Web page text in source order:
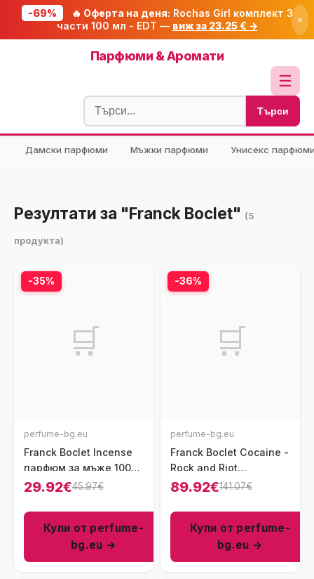
-69% 🔥 Оферта на деня: Rochas Girl комплект 3
части 100 мл - EDT — виж за 23.25 € → ×
Парфюми & Аромати
☰
Блог
🧮 Калкулатори
🔍 Намери продукт
Търси
Дамски парфюми Мъжки парфюми Унисекс
Резултати за "Franck Boclet" (5
продукта)
-35%
🛒
perfume-bg.eu
Franck Boclet Incense
парфюм за мъже 100
мл - EDP
29.92€45.97€
Купи от perfume-
bg.eu →
-36%
🛒
perfume-bg.eu
Franck Boclet Cocaine -
Rock and Riot
Collection унисекс
89.92€141.07€
Купи от perfume-
bg.eu →